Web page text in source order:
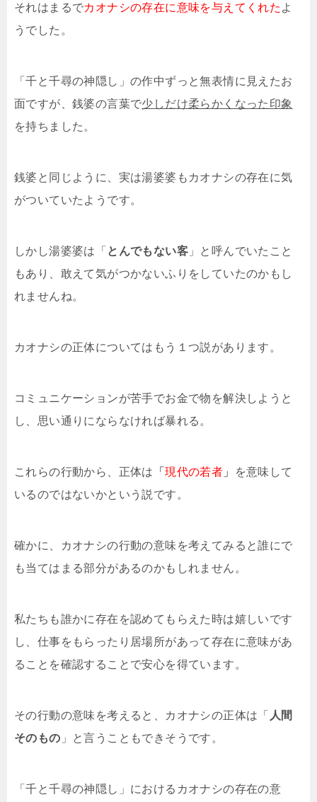
それはまるでカオナシの存在に意味を与えてくれた よ
うでした。
「千と千尋の神隠し」の作中ずっと無表情に見えたお
面ですが、銭婆の言葉で少しだけ柔らかくなった印象
を持ちました。
銭婆と同じように、実は湯婆婆もカオナシの存在に気
がついていたようです。
しかし湯婆婆は「 とんでもない客 」と呼んでいたこと
もあり、敢えて気がつかないふりをしていたのかもし
れませんね。
カオナシの正体についてはもう１つ説があります。
コミュニケーションが苦手でお金で物を解決しようと
し、思い通りにならなければ暴れる。
これらの行動から、正体は 「現代の若者 」
を意味して
いるのではないかという説です。
確かに、カオナシの行動の意味を考えてみると誰にで
も当てはまる部分があるのかもしれません。
私たちも誰かに存在を認めてもらえた時は嬉しいです
し、仕事をもらったり居場所があって存在に意味があ
ることを確認することで安心を得ています。
その行動の意味を考えると、カオナシの正体は「 人間
そのもの 」と言うこともできそうです。
「千と千尋の神隠し」におけるカオナシの存在の意